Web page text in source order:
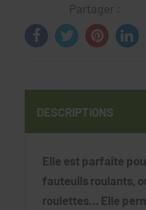
Partager :
DESCRIPTIONS
Elle est parfaite
fauteuils roulants,
roulettes… Elle